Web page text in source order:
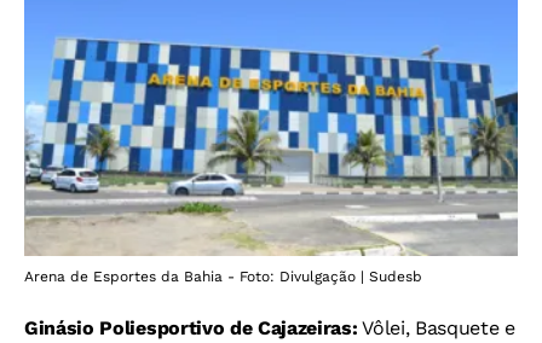
Arena de Esportes da Bahia - Foto: Divulgação | Sudesb
Ginásio Poliesportivo de Cajazeiras: Vôlei, Basquete e